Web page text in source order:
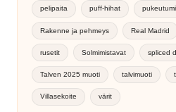
pelipaita puff-hihat
Rakenne ja pehmeys Real Madrid
rusetit Solmimistavat spliced
Talven 2025 muoti talvimuoti
Villasekoite värit